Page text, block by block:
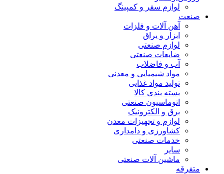
لوازم سفر و کمپینگ
صنعت
آهن آلات و فلزات
ابزار و یراق
لوازم صنعتی
ضایعات صنعتی
آب و فاضلاب
مواد شیمیایی و معدنی
تولید مواد غذایی
بسته بندی کالا
اتوماسیون صنعتی
برق و الکترونیک
لوازم و تجهیزات معدن
کشاورزی و دامداری
خدمات صنعتی
سایر
ماشین آلات صنعتی
متفرقه